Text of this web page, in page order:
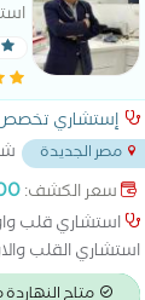
إستشاري
مصر الجديدة
الطيران...
سعر الكشف:
استشاري قلب
الجمعيه المصريه